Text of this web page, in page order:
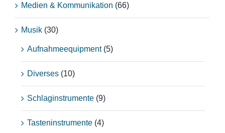
Medien & Kommunikation (66)
Musik (30)
Aufnahmeequipment (5)
Diverses (10)
Schlaginstrumente (9)
Tasteninstrumente (4)